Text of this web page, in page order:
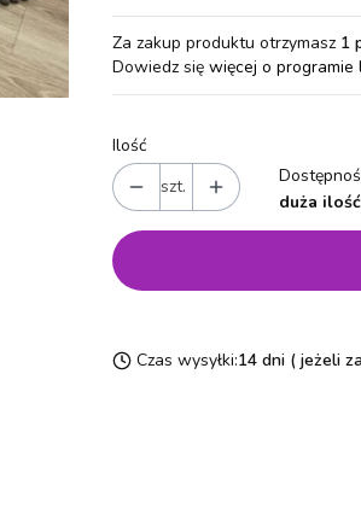
Za zakup produktu otrzymasz 1
Dowiedz się więcej o programie
Ilość
szt.
duża ilość
Czas wysyłki:14 dni ( jeżeli